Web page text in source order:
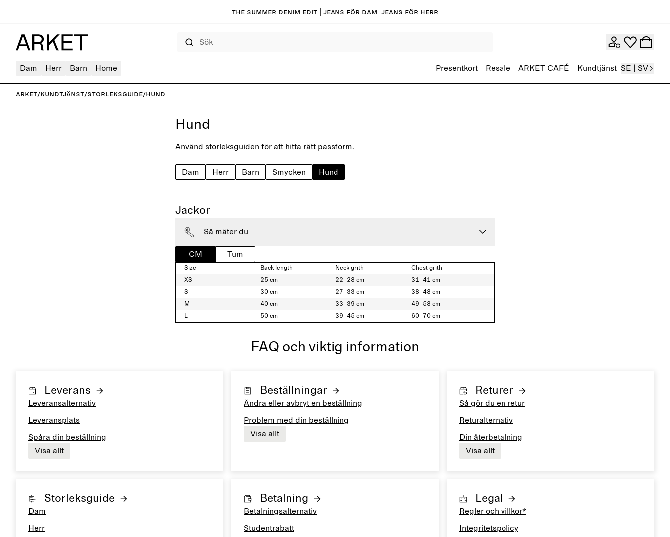
The summer denim edit | Jeans för dam Jeans för herr
Dam Herr Barn Home Presentkort Resale ARKET CAFÉ Kundtjänst SE | SV
ARKET/Kundtjänst/Storleksguide/Hund
Hund
Använd storleksguiden för att hitta rätt passform.
Dam Herr Barn Smycken Hund
Jackor
Så mäter du
CM Tum
Size Back length Neck grith
Chest grith
XS
25 cm 22–28 cm
31–41 cm
S
30 cm 27–33 cm
38–48 cm
M
40 cm 33–39 cm
49–58 cm
L
50 cm 39–45 cm 60–70 cm
FAQ och viktig information
Leverans
Leveransalternativ
Leveransplats
Spåra din beställning
Visa allt
Beställningar
Ändra eller avbryt en beställning
Problem med din beställning
Visa allt
Returer
Så gör du en retur
Returalternativ
Din återbetalning
Visa allt
Storleksguide
Dam
Herr
Betalning
Betalningsalternativ
Studentrabatt
Legal
Regler och villkor*
Integritetspolicy